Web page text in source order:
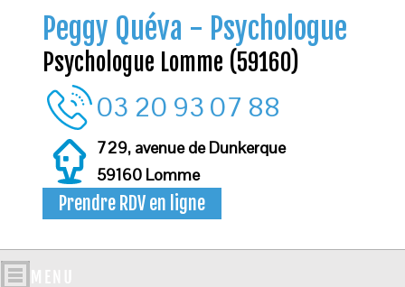
Peggy Quéva - Psychologue
Psychologue Lomme (59160)
03 20 93 07 88
729, avenue de Dunkerque
59160 Lomme
Prendre RDV en ligne